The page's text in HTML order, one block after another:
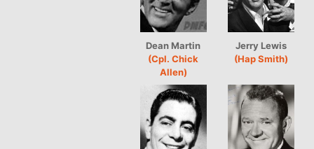
Dean Martin
(Cpl. Chick
Allen)
Jerry Lewis
(Hap Smith)